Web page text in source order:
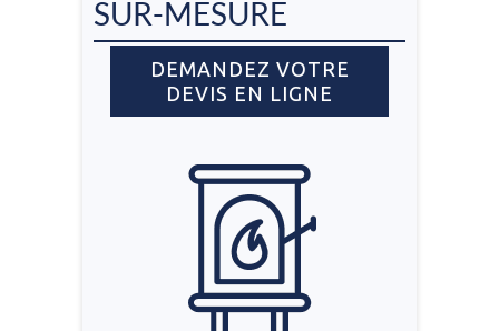
SUR-MESURE
DEMANDEZ VOTRE
DEVIS EN LIGNE
DEMANDEZ VOTRE
DEVIS EN LIGNE